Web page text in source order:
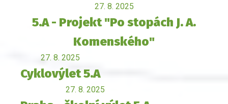
27. 8. 2025
5.A - Projekt "Po stopách J. A.
Komenského"
27. 8. 2025
Cyklovýlet 5.A
27. 8. 2025